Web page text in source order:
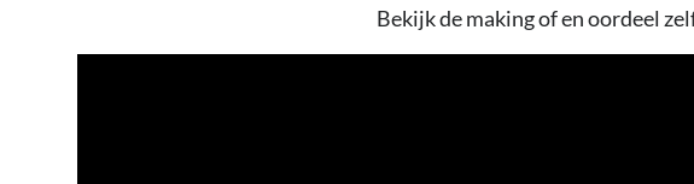
Bekijk de making of en oordeel